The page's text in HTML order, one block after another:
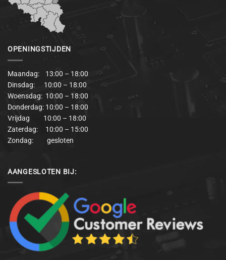
OPENINGSTIJDEN
Maandag: 13:00 – 18:00
Dinsdag: 10:00 – 18:00
Woensdag: 10:00 – 18:00
Donderdag: 10:00 – 18:00
Vrijdag 10:00 – 18:00
Zaterdag: 10:00 – 15:00
Zondag: gesloten
AANGESLOTEN BIJ: